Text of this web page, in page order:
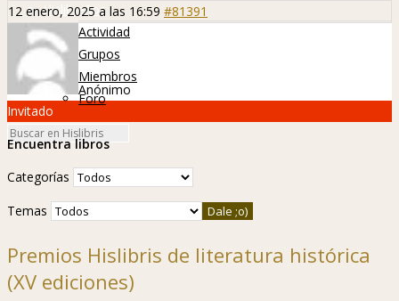
Hislibreños
Actividad
Grupos
Miembros
Foro
12 enero, 2025 a las 16:59 #81391
Anónimo
Invitado
Encuentra libros
Categorías
Temas
Premios Hislibris de literatura histórica
(XV ediciones)